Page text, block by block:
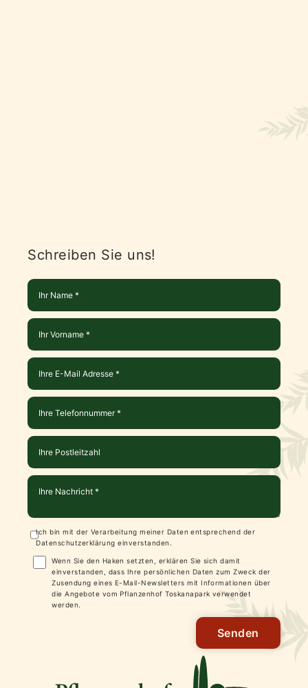
Schreiben Sie uns!
Ich bin mit der Verarbeitung meiner Daten entsprechend der
Datenschutzerklärung einverstanden.
Wenn Sie den Haken setzten, erklären Sie sich damit
einverstanden, dass Ihre persönlichen Daten zum Zweck der
Zusendung eines E-Mail-Newsletters mit Informationen über
die Angebote vom Pflanzenhof Toskanapark verwendet
werden.
Senden